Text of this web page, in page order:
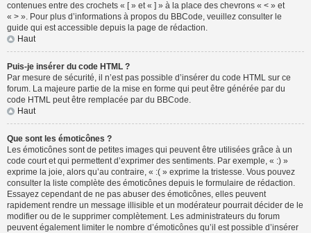
contenues entre des crochets « [ » et « ] » à la place des chevrons « < » et
« > ». Pour plus d’informations à propos du BBCode, veuillez consulter le
guide qui est accessible depuis la page de rédaction.
Haut
Puis-je insérer du code HTML ?
Par mesure de sécurité, il n’est pas possible d’insérer du code HTML sur ce
forum. La majeure partie de la mise en forme qui peut être générée par du
code HTML peut être remplacée par du BBCode.
Haut
Que sont les émoticônes ?
Les émoticônes sont de petites images qui peuvent être utilisées grâce à un
code court et qui permettent d’exprimer des sentiments. Par exemple, « :) »
exprime la joie, alors qu’au contraire, « :( » exprime la tristesse. Vous pouvez
consulter la liste complète des émoticônes depuis le formulaire de rédaction.
Essayez cependant de ne pas abuser des émoticônes, elles peuvent
rapidement rendre un message illisible et un modérateur pourrait décider de le
modifier ou de le supprimer complètement. Les administrateurs du forum
peuvent également limiter le nombre d’émoticônes qu’il est possible d’insérer